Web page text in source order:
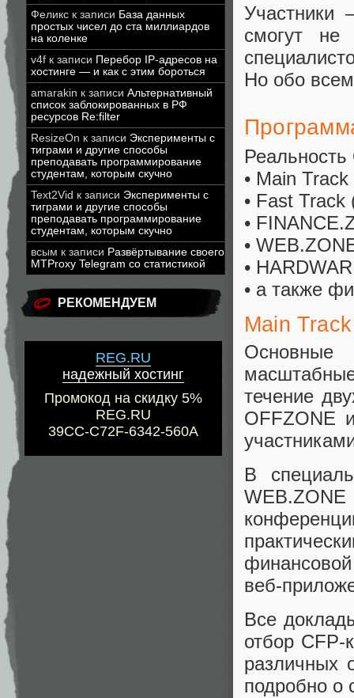
Феликс к записи База данных
простых чисел до ста миллиардов
на коленке
v4f к записи Перебор IP-адресов на
хостинге — и как с этим бороться
amarakin к записи Альтернативный
список заблокированных в РФ
ресурсов Re:filter
ResizeOn к записи Эксперименты с
тиграми и другие способы
преподавать программирование
студентам, которым скучно
Text2Vid к записи Эксперименты с
тиграми и другие способы
преподавать программирование
студентам, которым скучно
всым к записи Развёртывание своего
MTProxy Telegram со статистикой
РЕКОМЕНДУЕМ
REG.RU
надежный хостинг
Промокод на скидку 5%
REG.RU
39CC-C72F-6342-560A
Участники
смогут не
Но обо
Реальность
• Main
• Fast
•
•
•
• а также
Main
Основные
течение
OFFZONE
В
веб-
Все
отбор CFP-
различных
подробно о